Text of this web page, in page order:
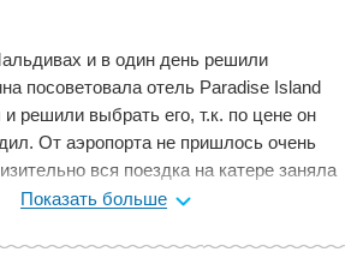
и в один день решили
посоветовала отель Paradise Island
решили выбрать его, т.к. по цене он
От аэропорта не пришлось очень
вся поездка на катере заняла
также был замечательный
Муж у меня любитель
Показать больше